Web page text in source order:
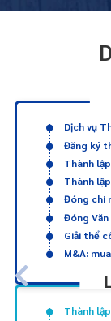
Dịch vụ
Đăng ký
Thành
Thành
Đóng chi
Đóng
Giải thể
M&A:
Thành